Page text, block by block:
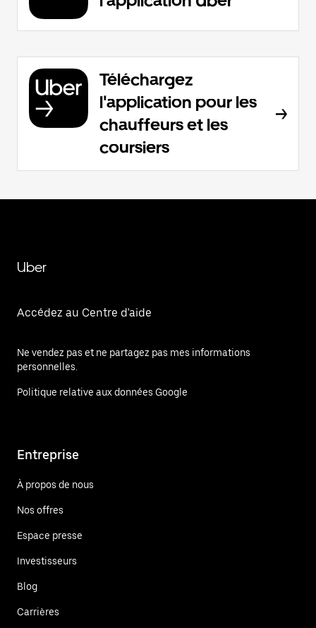
Téléchargez
l'application pour les
chauffeurs et les
coursiers
Uber
Accédez au Centre d'aide
Ne vendez pas et ne partagez pas mes informations
personnelles.
Politique relative aux données Google
Entreprise
À propos de nous
Nos offres
Espace presse
Investisseurs
Blog
Carrières